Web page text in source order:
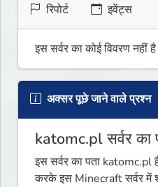
रिपोर्ट इवेंट्स
इस सर्वर का कोई विवरण नहीं है
अक्सर पूछे जाने वाले प्रश्न
katomc.pl सर्वर का
इस सर्वर का पता
करके इस Minecraft सर्वर में